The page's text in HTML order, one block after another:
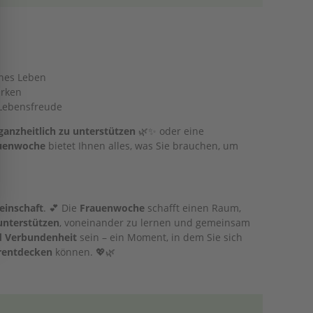
Leben
ganzheitlich zu unterstützen 🌿✨ oder eine
bietet Ihnen alles, was Sie brauchen, um
. 💕 Die Frauenwoche schafft einen Raum,
, voneinander zu lernen und gemeinsam
Verbundenheit sein – ein Moment, in dem Sie sich
können. 💖🌿